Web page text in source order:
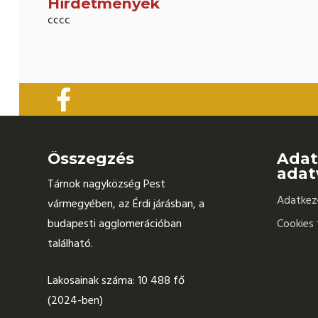
cccc
Összegzés
Tárnok nagyközség Pest
vármegyében, az Érdi járásban, a
budapesti agglomerációban
található.
Lakosainak száma: 10 488 fő
(2024-ben)